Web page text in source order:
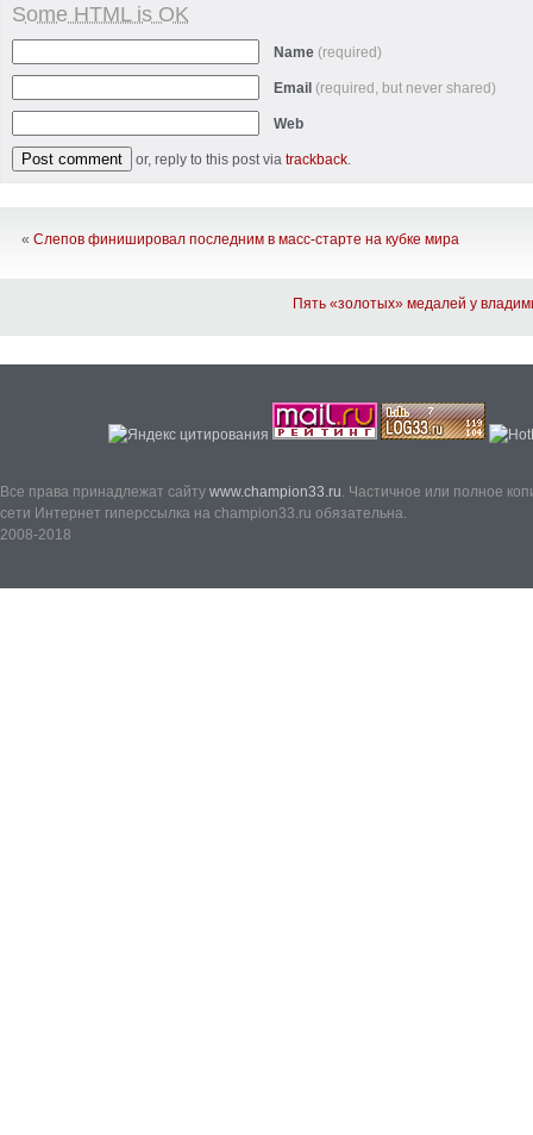
Some HTML is OK
Name (required)
Email (required, but never shared)
Web
or, reply to this post via trackback.
« Слепов финишировал последним в масс-старте на кубке мира
Пять «золотых» медалей у
Все права принадлежат сайту www.champion33.ru. Частичное или полное
сети Интернет гиперссылка на champion33.ru обязательна.
2008-2018